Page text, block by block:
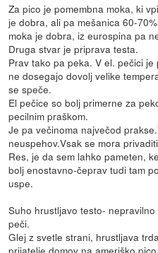
Za pico je pomembna moka, ki
je dobra, ali pa mešanica 60-
moka je dobra, iz eurospina pa
Druga stvar je priprava testa.
Prav tako pa peka. V el. pečici
ne dosegajo dovolj velike
se speče.
El pečice so bolj primerne za
pecilnim praškom.
Je pa večinoma največod
neuspehov.Vsak se mora
Res, je da sem lahko pameten,
bolj enostavno-čeprav tudi tam
uspe.
Suho hrustljavo testo-
peči.
Glej z svetle strani, hrustljava
prijatelje domov na ameriško pico.